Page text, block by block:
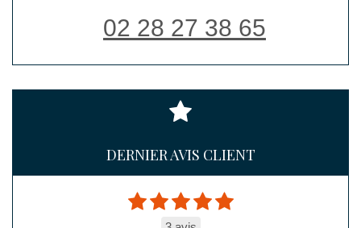
02 28 27 38 65
DERNIER AVIS CLIENT